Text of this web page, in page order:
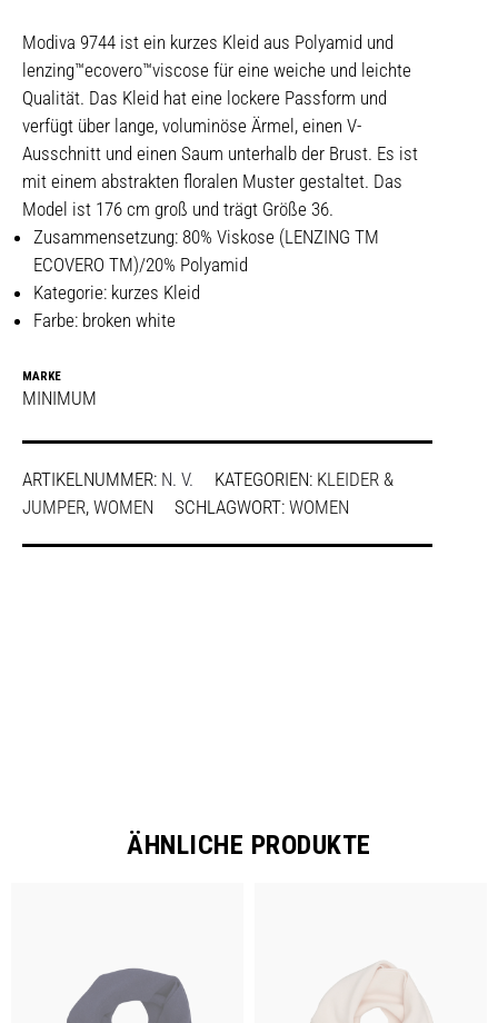
Modiva 9744 ist ein kurzes Kleid aus Polyamid und
lenzing™ecovero™viscose für eine weiche und leichte
Qualität. Das Kleid hat eine lockere Passform und
verfügt über lange, voluminöse Ärmel, einen V-
Ausschnitt und einen Saum unterhalb der Brust. Es ist
mit einem abstrakten floralen Muster gestaltet. Das
Model ist 176 cm groß und trägt Größe 36.
Zusammensetzung: 80% Viskose (LENZING TM
ECOVERO TM)/20% Polyamid
Kategorie: kurzes Kleid
Farbe: broken white
MARKE
MINIMUM
ARTIKELNUMMER: N. V. KATEGORIEN: KLEIDER &
JUMPER, WOMEN SCHLAGWORT: WOMEN
ÄHNLICHE PRODUKTE